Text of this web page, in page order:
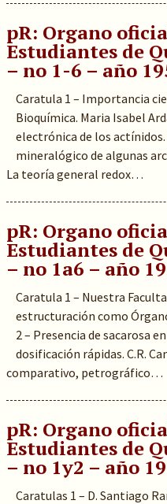
pR: Organo
Estudiantes de
– no 1-6 – año
Caratula 1 – Importancia
Bioquímica. Maria Isabel
electrónica de los actínidos.
mineralógico de algunas
La teoría general redox…
pR: Organo
Estudiantes de
– no 1a6 – año
Caratula 1 – Nuestra
estructuración como
2 – Presencia de sacarosa
dosificación rápidas. C.R.
comparativo, petrográfico…
pR: Organo
Estudiantes de
– no 1y2 – año
Caratulas 1 – D. Santiago